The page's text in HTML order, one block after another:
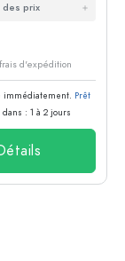
prix
d'expédition
immédiatement. Prêt
dans : 1 à 2 jours